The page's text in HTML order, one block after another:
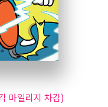
마일리지 차감)